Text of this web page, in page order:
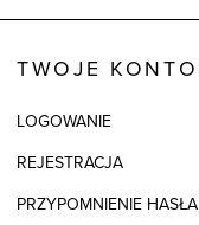
Kolor
TWOJE KONTO
LOGOWANIE
REJESTRACJA
PRZYPOMNIENIE HASŁA